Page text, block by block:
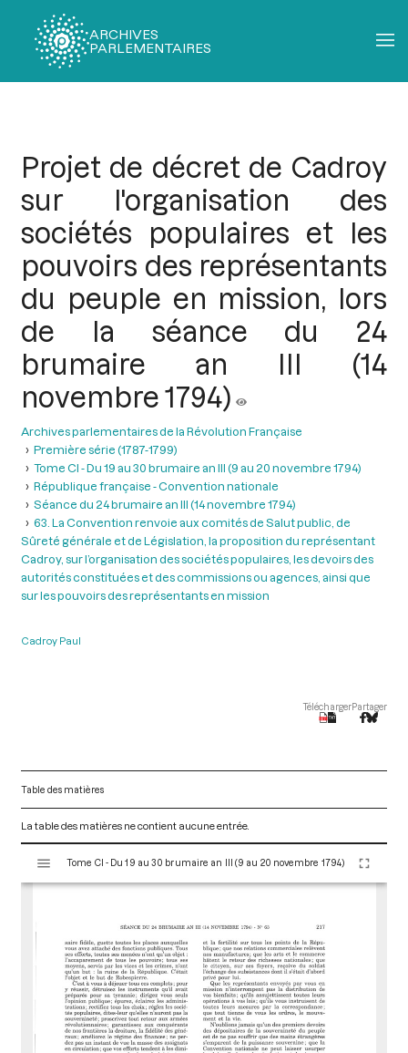
ARCHIVES
PARLEMENTAIRES
Projet de décret de Cadroy
sur l'organisation des
sociétés populaires et les
pouvoirs des représentants
du peuple en mission, lors
de la séance du 24
brumaire an III (14
novembre 1794)
Archives parlementaires de la Révolution Française
Première série (1787-1799)
Tome CI - Du 19 au 30 brumaire an III (9 au 20 novembre 1794)
République française - Convention nationale
Séance du 24 brumaire an III (14 novembre 1794)
63. La Convention renvoie aux comités de Salut public, de
Sûreté générale et de Législation, la proposition du représentant
Cadroy, sur l’organisation des sociétés populaires, les devoirs des
autorités constituées et des commissions ou agences, ainsi que
sur les pouvoirs des représentants en mission
Cadroy Paul
TéléchargerPartager
Table des matières
La table des matières ne contient aucune entrée.
s
Tome CI - Du 19 au 30 brumaire an III (9 au 20 novembre 1794)